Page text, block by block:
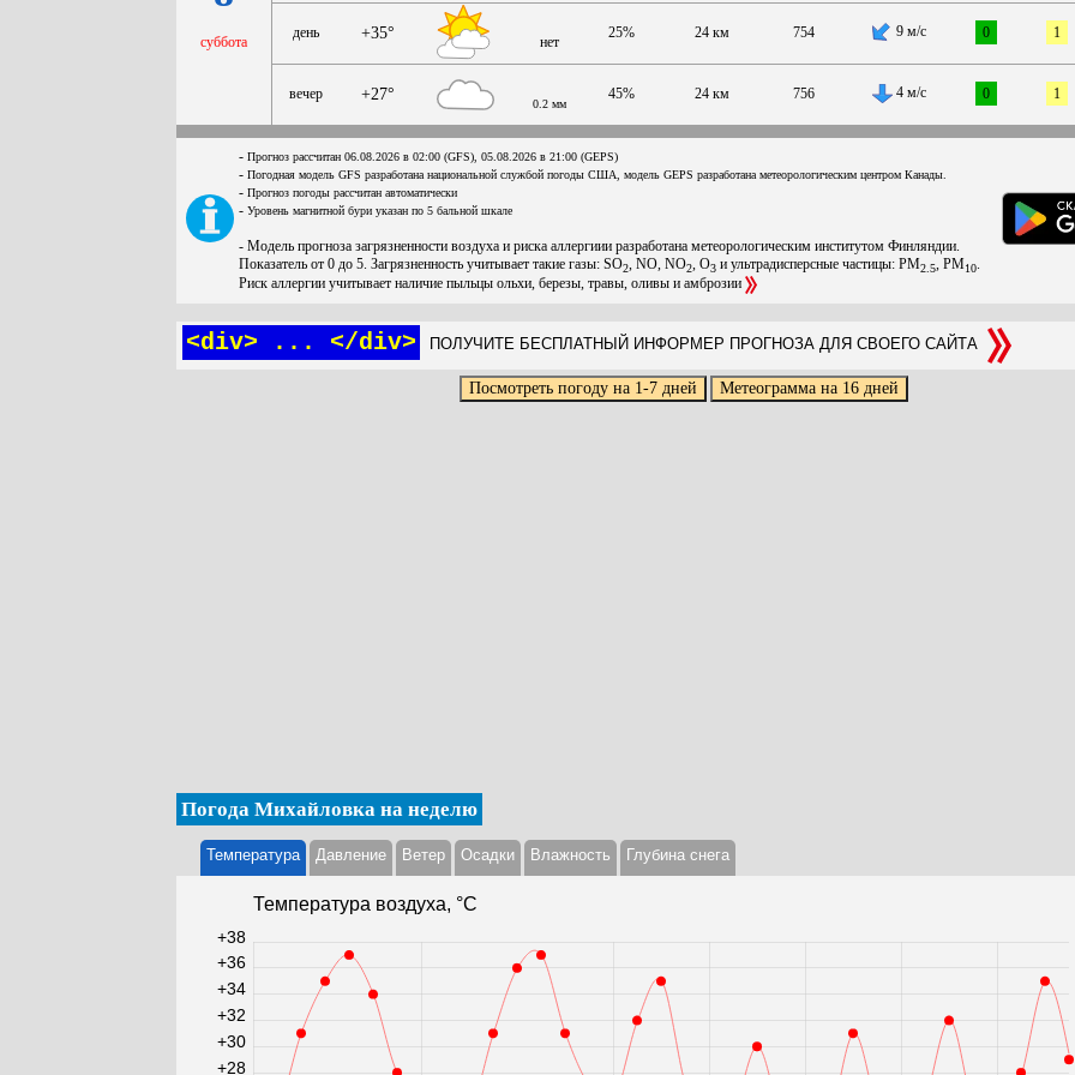
суббота
день +35° нет
25% 24 км 754 9 м/с 0 1
вечер +27°
0.2 мм
45% 24 км 756 4 м/с 0 1
- Прогноз рассчитан 06.08.2026 в 02:00 (GFS), 05.08.2026 в 21:00 (GEPS)
- Погодная модель GFS разработана национальной службой погоды США, модель GEPS разработана метеорологическим центром Канады.
- Прогноз погоды рассчитан автоматически
- Уровень магнитной бури указан по 5 бальной шкале
- Модель прогноза загрязненности воздуха и риска аллергиии разработана метеорологическим институтом Финляндии.
Показатель от 0 до 5. Загрязненность учитывает такие газы: SO2 , NO, NO2 , O3 и ультрадисперсные частицы: PM2.5 , PM10
Риск аллергии учитывает наличие пыльцы ольхи, березы, травы, оливы и амброзии
<div> ... </div> ПОЛУЧИТЕ БЕСПЛАТНЫЙ ИНФОРМЕР ПРОГНОЗА ДЛЯ СВОЕГО САЙТА
Погода Михайловка на неделю
Температура Давление Ветер Осадки Влажность Глубина снега
Температура воздуха, °С
+28
+30
+32
+34
+36
+38